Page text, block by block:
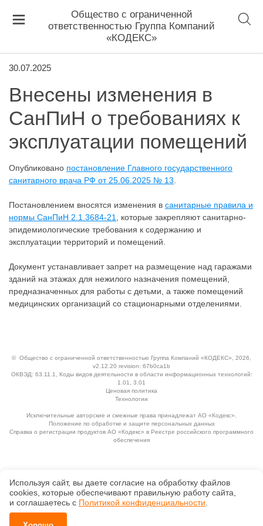
Общество с ограниченной
ответственностью Группа Компаний
«КОДЕКС»
30.07.2025
Внесены изменения в
СанПиН о требованиях к
эксплуатации помещений
Опубликовано постановление Главного государственного
санитарного врача РФ от 25.06.2025 № 13
Постановлением вносятся изменения в санитарные правила и
нормы СанПиН 2.1.3684-21
, которые закрепляют санитарно-
эпидемиологические требования к содержанию и
эксплуатации территорий и помещений.
Документ устанавливает запрет на размещение над гаражами
зданий на этажах для нежилого назначения помещений,
предназначенных для работы с детьми, а также помещений
медицинских организаций со стационарными отделениями.
© Общество с ограниченной ответственностью Группа Компаний «КОДЕКС» , 2026,
v2.12.20 revision: 67b0ca1b
ОКВЭД: 63.11.1, Коды видов деятельности в области информационных технологий:
1.01, 3.01
Ценовая политика
Технологии
Исключительные авторские и смежные права принадлежат АО «Кодекс».
Положение по обработке и защите персональных данных
Справка о регистрации продуктов АО «Кодекс» в Реестре российского программного
обеспечения
Используя сайт, вы даете согласие на обработку файлов
сооkiеs, которые обеспечивают правильную работу сайта,
и соглашаетесь с Политикой конфиденциальности